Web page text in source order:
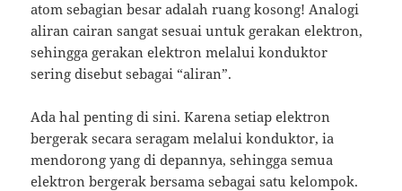
atom sebagian besar adalah ruang kosong! Analogi
aliran cairan sangat sesuai untuk gerakan elektron,
sehingga gerakan elektron melalui konduktor
sering disebut sebagai “aliran”.
Ada hal penting di sini. Karena setiap elektron
bergerak secara seragam melalui konduktor, ia
mendorong yang di depannya, sehingga semua
elektron bergerak bersama sebagai satu kelompok.